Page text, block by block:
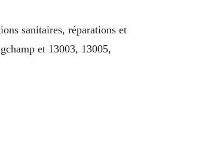
sanitaires, réparations et
et 13003, 13005,